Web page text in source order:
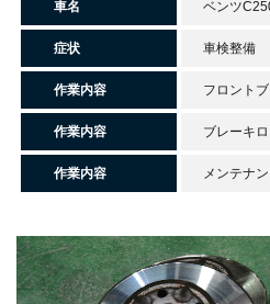
車名 ベンツ
症状 車検整備
作業内容 フロント
作業内容 ブレーキ
作業内容 メンテナ